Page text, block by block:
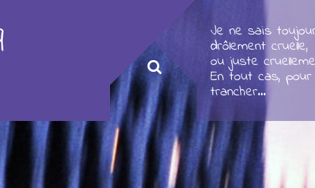
Je ne sais
drôlement cruelle,
ou juste
En tout cas,
trancher...